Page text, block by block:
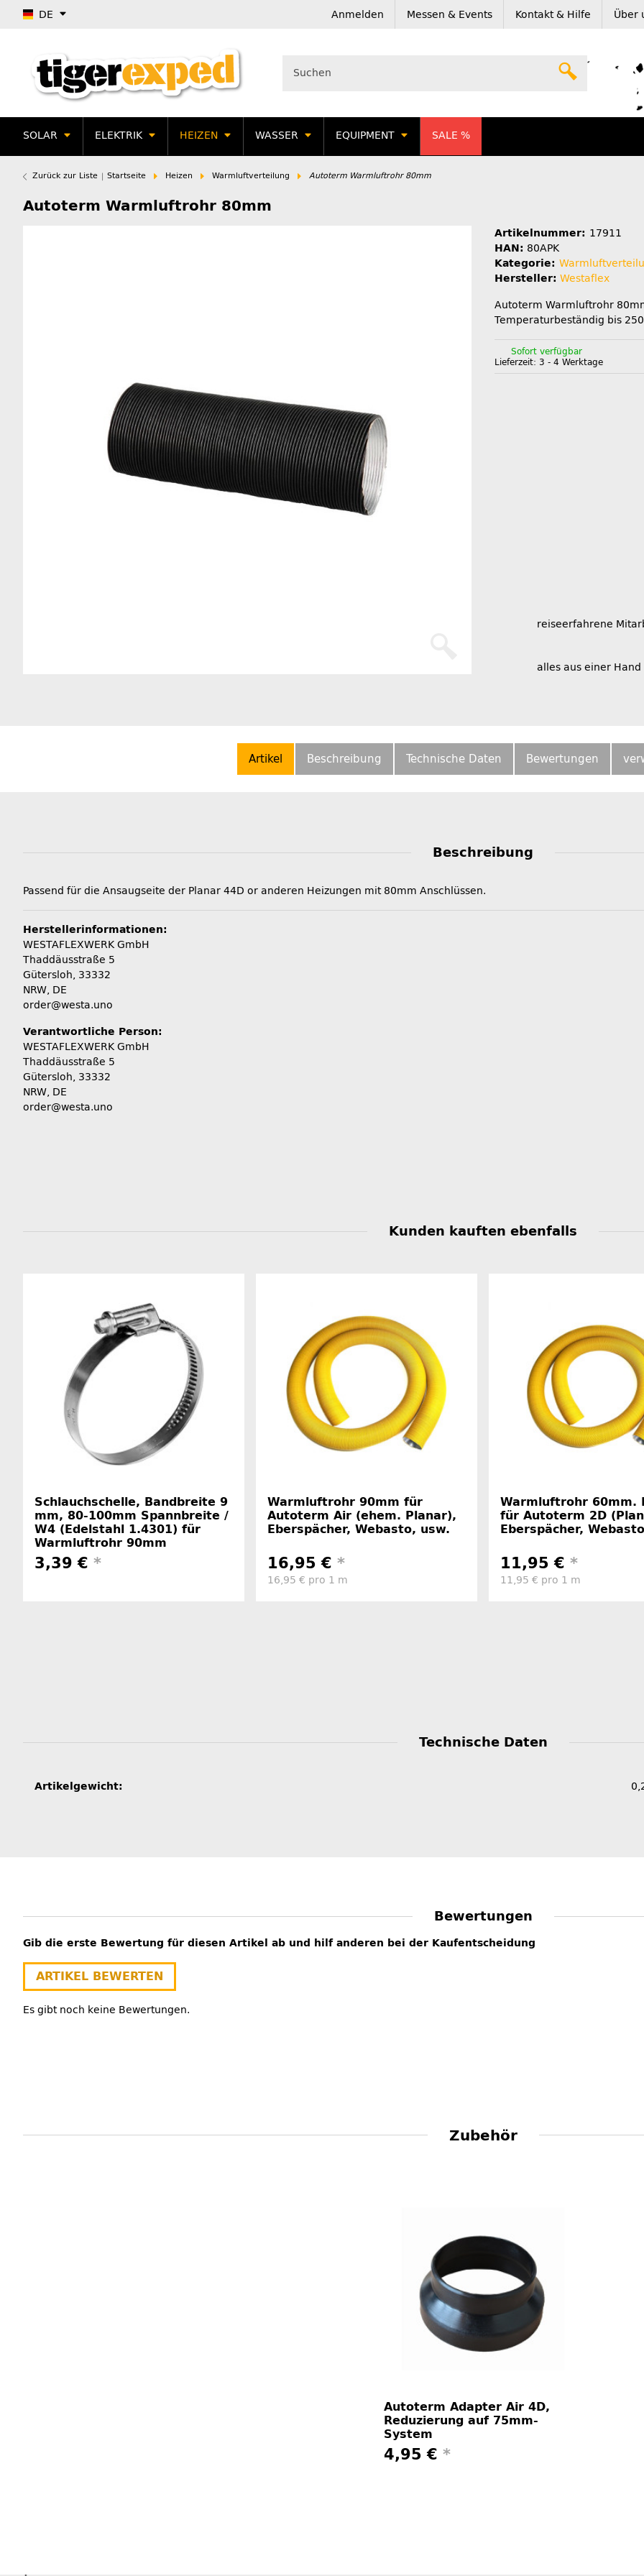
DE Anmelden Messen & Events Kontakt & Hilfe Über
SOLAR ELEKTRIK HEIZEN WASSER EQUIPMENT SALE %
Zurück zur Liste Startseite Heizen Warmluftverteilung Autoterm Warmluftrohr 80mm
Autoterm Warmluftrohr 80mm
Artikelnummer: 17911
HAN: 80APK
Kategorie:
Hersteller: Westaflex
Autoterm Warmluftrohr
Temperaturbeständig bis
Sofort verfügbar
Lieferzeit: 3 - 4 Werktage
reiseerfahrene
alles aus einer Hand
Artikel Beschreibung Technische Daten Bewertungen
Beschreibung
Passend für die Ansaugseite der Planar 44D or anderen Heizungen mit 80mm Anschlüssen.
Herstellerinformationen:
WESTAFLEXWERK GmbH
Thaddäusstraße 5
Gütersloh, 33332
NRW, DE
order@westa.uno
Verantwortliche Person:
WESTAFLEXWERK GmbH
Thaddäusstraße 5
Gütersloh, 33332
NRW, DE
order@westa.uno
Kunden kauften ebenfalls
Schlauchschelle, Bandbreite 9
mm, 80-100mm Spannbreite /
W4 (Edelstahl 1.4301) für
Warmluftrohr 90mm
3,39 € *
Warmluftrohr 90mm für
Autoterm Air (ehem. Planar),
Eberspächer, Webasto, usw.
16,95 € *
16,95 € pro 1 m
Warmluftrohr 60mm.
für Autoterm 2D
Eberspächer,
11,95 € *
11,95 € pro 1 m
Technische Daten
Produkteigenschaft
Wert
Artikelgewicht:
Bewertungen
Gib die erste Bewertung für diesen Artikel ab und hilf anderen bei der Kaufentscheidung
ARTIKEL BEWERTEN
Es gibt noch keine Bewertungen.
Zubehör
Autoterm Adapter Air 4D,
Reduzierung auf 75mm-
System
4,95 € *